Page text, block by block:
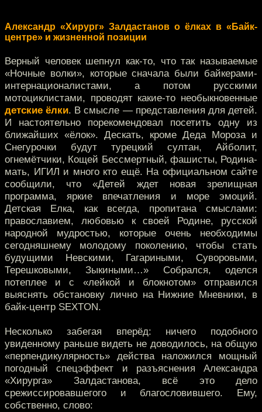
Александр «Хирург» Залдастанов о ёлках в «Байк-
центре» и жизненной позиции
Верный человек шепнул как-то, что так называемые
«Ночные волки», которые сначала были байкерами-
интернационалистами, а потом русскими
мотоциклистами, проводят какие-то необыкновенные
детские ёлки. В смысле — представления для детей.
И настоятельно порекомендовал посетить одну из
ближайших «ёлок». Дескать, кроме Деда Мороза и
Снегурочки будут турецкий султан, Айболит,
огнемётчики, Кощей Бессмертный, фашисты, Родина-
мать, ИГИЛ и много кто ещё. На официальном сайте
сообщили, что «Детей ждет новая зрелищная
программа, яркие впечатления и море эмоций.
Детская Елка, как всегда, пропитана смыслами:
православием, любовью к своей Родине, русской
народной мудростью, которые очень необходимы
сегодняшнему молодому поколению, чтобы стать
будущими Невскими, Гагариными, Суворовыми,
Терешковыми, Зыкиными…» Собрался, оделся
потеплее и с «лейкой и блокнотом» отправился
выяснять обстановку лично на Нижние Мневники, в
байк-центр SEXTON.
Несколько забегая вперёд: ничего подобного
увиденному раньше видеть не доводилось, на общую
«перпендикулярность» действа наложился мощный
погодный спецэффект и разъяснения Александра
«Хирурга» Залдастанова, всё это дело
срежиссировавшегого и благословившего. Ему,
собственно, слово: